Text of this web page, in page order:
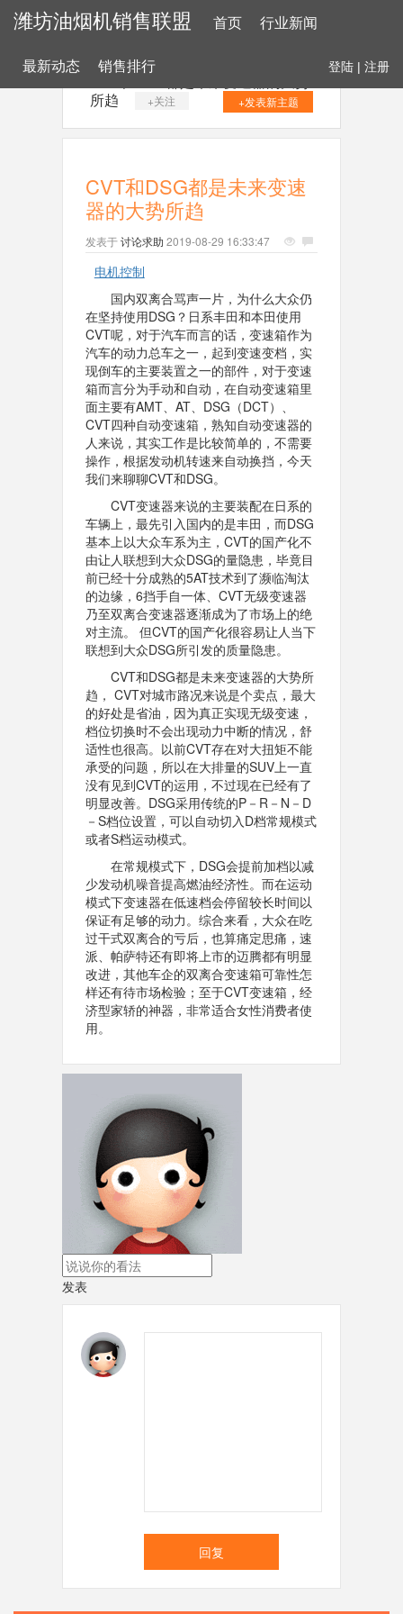
潍坊油烟机销售联盟 首页 行业新闻
最新动态 销售排行 登陆 | 注册
所趋
+关注 +发表新主题
CVT和DSG都是未来变速
器的大势所趋
发表于讨论求助 2019-08-29 16:33:47
电机控制
国内双离合骂声一片，为什么大众仍
在坚持使用DSG？日系丰田和本田使用
CVT呢，对于汽车而言的话，变速箱作为
汽车的动力总车之一，起到变速变档，实
现倒车的主要装置之一的部件，对于变速
箱而言分为手动和自动，在自动变速箱里
面主要有AMT、AT、DSG（DCT）、
CVT四种自动变速箱，熟知自动变速器的
人来说，其实工作是比较简单的，不需要
操作，根据发动机转速来自动换挡，今天
我们来聊聊CVT和DSG。
CVT变速器来说的主要装配在日系的
车辆上，最先引入国内的是丰田，而DSG
基本上以大众车系为主，CVT的国产化不
由让人联想到大众DSG的量隐患，毕竟目
前已经十分成熟的5AT技术到了濒临淘汰
的边缘，6挡手自一体、CVT无级变速器
乃至双离合变速器逐渐成为了市场上的绝
对主流。 但CVT的国产化很容易让人当下
联想到大众DSG所引发的质量隐患。
CVT和DSG都是未来变速器的大势所
趋， CVT对城市路况来说是个卖点，最大
的好处是省油，因为真正实现无级变速，
档位切换时不会出现动力中断的情况，舒
适性也很高。以前CVT存在对大扭矩不能
承受的问题，所以在大排量的SUV上一直
没有见到CVT的运用，不过现在已经有了
明显改善。DSG采用传统的P－R－N－D
－S档位设置，可以自动切入D档常规模式
或者S档运动模式。
在常规模式下，DSG会提前加档以减
少发动机噪音提高燃油经济性。而在运动
模式下变速器在低速档会停留较长时间以
保证有足够的动力。综合来看，大众在吃
过干式双离合的亏后，也算痛定思痛，速
派、帕萨特还有即将上市的迈腾都有明显
改进，其他车企的双离合变速箱可靠性怎
样还有待市场检验；至于CVT变速箱，经
济型家轿的神器，非常适合女性消费者使
用。
发表
回复